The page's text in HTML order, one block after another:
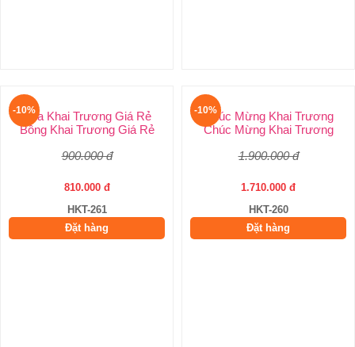
-10%
Hoa khai trương sang trọng
Lẵng hoa khai trương
4.000.000 đ
3.600.000 đ
HKT-263
Đặt hàng
-10%Hoa khai trương giá rẻ
Kệ hoa khai trương mini 500k
550.000 đ
500.000 đ
HKT-262
Đặt hàng